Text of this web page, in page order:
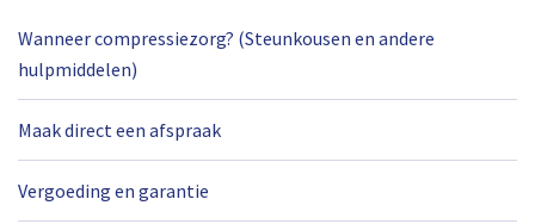
Wanneer compressiezorg? (Steunkousen en andere
hulpmiddelen)
Maak direct een afspraak
Vergoeding en garantie